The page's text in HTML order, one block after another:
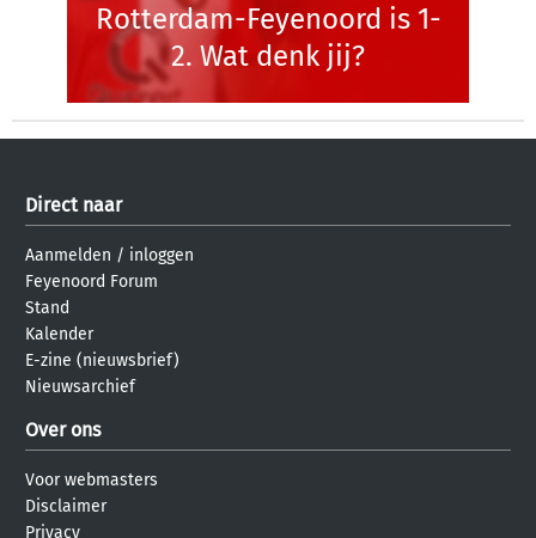
Rotterdam-Feyenoord is 1-
2. Wat denk jij?
Direct naar
Aanmelden / inloggen
Feyenoord Forum
Stand
Kalender
E-zine (nieuwsbrief)
Nieuwsarchief
Over ons
Voor webmasters
Disclaimer
Privacy